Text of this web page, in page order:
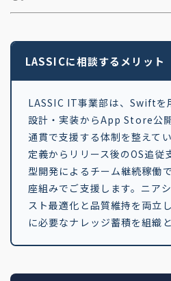
LASSICに相談するメリット
LASSIC IT事業部は、Swiftを
設計・実装からApp Store公
通貫で支援する体制を整えて
定義からリリース後のOS追従
型開発によるチーム継続稼働
座組みでご支援します。ニア
スト最適化と品質維持を両立
に必要なナレッジ蓄積を組織